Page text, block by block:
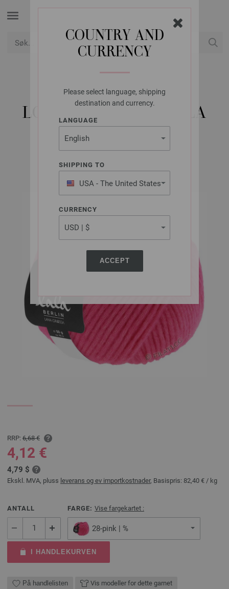
COUNTRY AND
CURRENCY
Please select language, shipping
destination and currency.
LANGUAGE
SHIPPING TO
USA - The United States
of America
CURRENCY
ACCEPT
LANA GROSSA
LOVELY COTTON (LALA
BERLIN)
RRP: 6,68 €
4,12 €
4,79 $
Ekskl. MVA, pluss leverans og ev importkostnader, Basispris: 82,40 € / kg
ANTALL FARGE: Vise fargekartet :
28-pink | %
I HANDLEKURVEN
På handlelisten Vis modeller for dette garnet